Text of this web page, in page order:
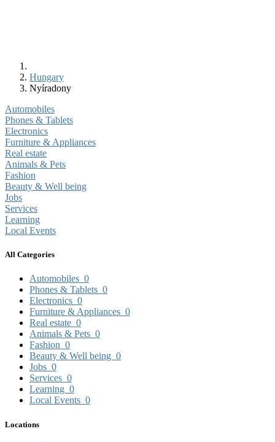
Hungary
Nyíradony
Automobiles
Phones & Tablets
Electronics
Furniture & Appliances
Real estate
Animals & Pets
Fashion
Beauty & Well being
Jobs
Services
Learning
Local Events
All Categories
Automobiles 0
Phones & Tablets 0
Electronics 0
Furniture & Appliances 0
Real estate 0
Animals & Pets 0
Fashion 0
Beauty & Well being 0
Jobs 0
Services 0
Learning 0
Local Events 0
Locations